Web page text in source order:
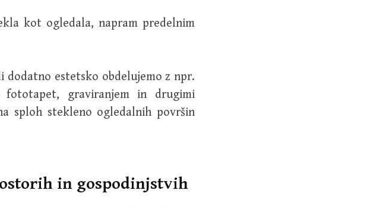
kot ogledala, napram predelnim
dodatno estetsko obdelujemo z npr.
fototapet, graviranjem in drugimi
sploh stekleno ogledalnih površin
in gospodinjstvih